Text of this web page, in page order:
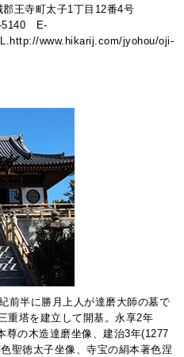
王寺町太子1丁目12番4号
5140 E-
www.hikarij.com/jyohou/oji-
前半に勝月上人が達磨大師の墓で
重塔を建立して開基。永享2年
尊の木造達磨坐像、建治3年(1277
聖徳太子坐像、寺宝の絹本著色涅